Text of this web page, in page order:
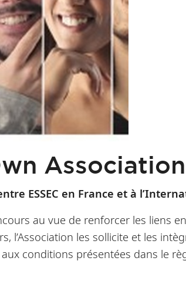
ESSEC en France et à
au vue de renforcer les liens
l’Association les sollicite et les
conditions présentées dans le